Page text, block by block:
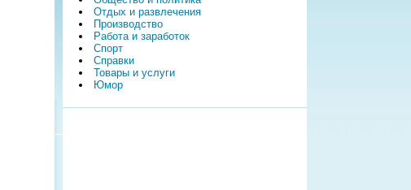
Отдых и развлечения
Производство
Работа и заработок
Спорт
Справки
Товары и услуги
Юмор